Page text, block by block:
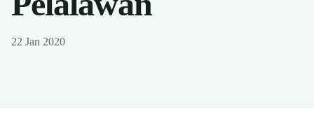
22 Jan 2020